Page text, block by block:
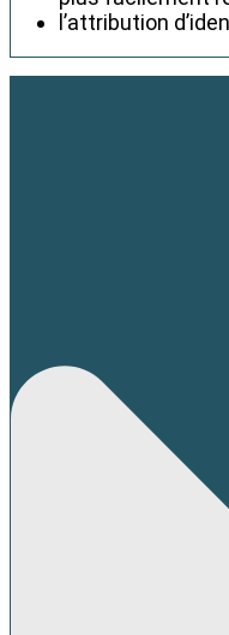
l’attribution